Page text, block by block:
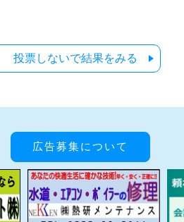
投票しないで結果をみる
広告募集について